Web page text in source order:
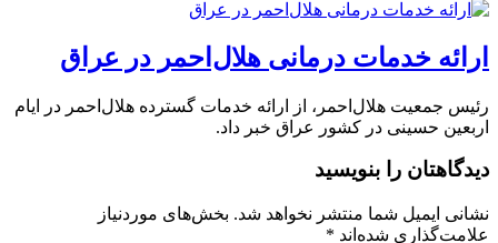
ارائه خدمات درمانی هلال‌احمر در عراق
رئیس جمعیت هلال‌احمر، از ارائه خدمات گسترده هلال‌احمر در ایام
اربعین حسینی در کشور عراق خبر داد.
دیدگاهتان را بنویسید
نشانی ایمیل شما منتشر نخواهد شد. بخش‌های موردنیاز
علامت‌گذاری شده‌اند *